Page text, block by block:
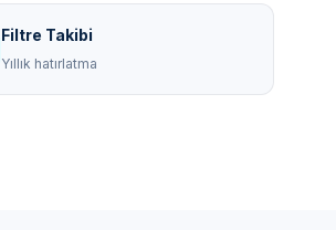
Filtre Takibi
Yıllık hatırlatma